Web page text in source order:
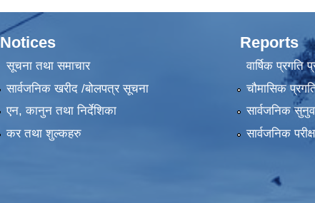
Notices
सूचना तथा समाचार
सार्वजनिक खरीद /बोलपत्र सूचना
एन, कानुन तथा निर्देशिका
कर तथा शुल्कहरु
Reports
वार्षिक प्रगति
चौमासिक
सार्वजनिक
सार्वजनिक